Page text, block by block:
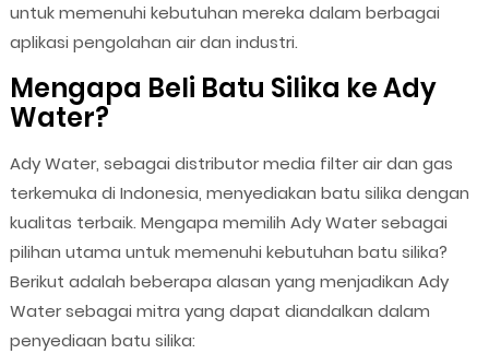
untuk memenuhi kebutuhan mereka dalam berbagai
aplikasi pengolahan air dan industri.
Mengapa Beli Batu Silika ke Ady
Water?
Ady Water, sebagai distributor media filter air dan gas
terkemuka di Indonesia, menyediakan batu silika dengan
kualitas terbaik. Mengapa memilih Ady Water sebagai
pilihan utama untuk memenuhi kebutuhan batu silika?
Berikut adalah beberapa alasan yang menjadikan Ady
Water sebagai mitra yang dapat diandalkan dalam
penyediaan batu silika: